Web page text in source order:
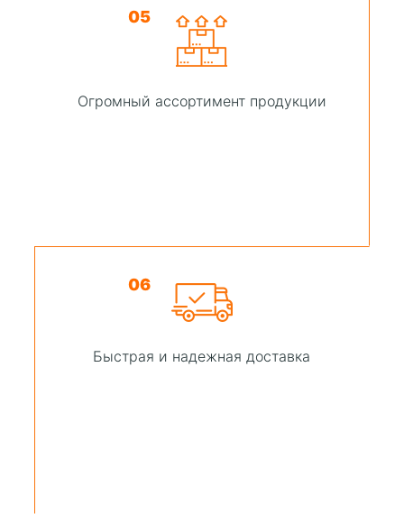
05
Огромный ассортимент продукции
06
Быстрая и надежная доставка